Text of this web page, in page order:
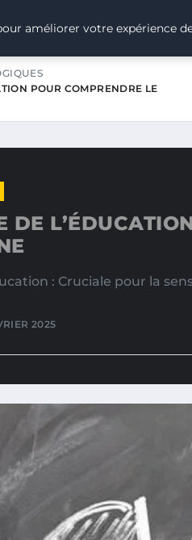
POUR LE
POUR COMPRENDRE LE
DE
: Cruciale pour la
2025
améliorer votre expérience